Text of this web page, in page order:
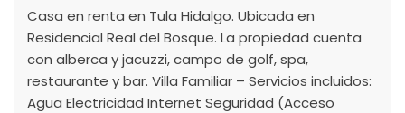
Casa en renta en Tula Hidalgo. Ubicada en
Residencial Real del Bosque. La propiedad cuenta
con alberca y jacuzzi, campo de golf, spa,
restaurante y bar. Villa Familiar – Servicios incluidos:
Agua Electricidad Internet Seguridad (Acceso